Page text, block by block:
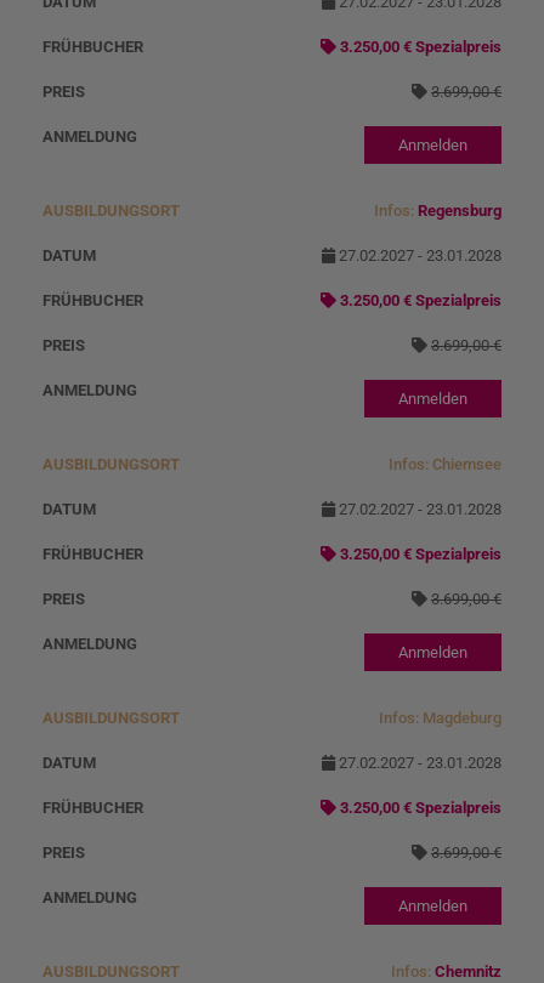
3.250,00 € Spezialpreis
3.699,00 €
Anmelden
Infos: Regensburg
27.02.2027 - 23.01.2028
3.250,00 € Spezialpreis
3.699,00 €
Anmelden
Infos: Chiemsee
27.02.2027 - 23.01.2028
3.250,00 € Spezialpreis
3.699,00 €
Anmelden
Infos: Magdeburg
27.02.2027 - 23.01.2028
3.250,00 € Spezialpreis
3.699,00 €
Anmelden
Infos: Chemnitz